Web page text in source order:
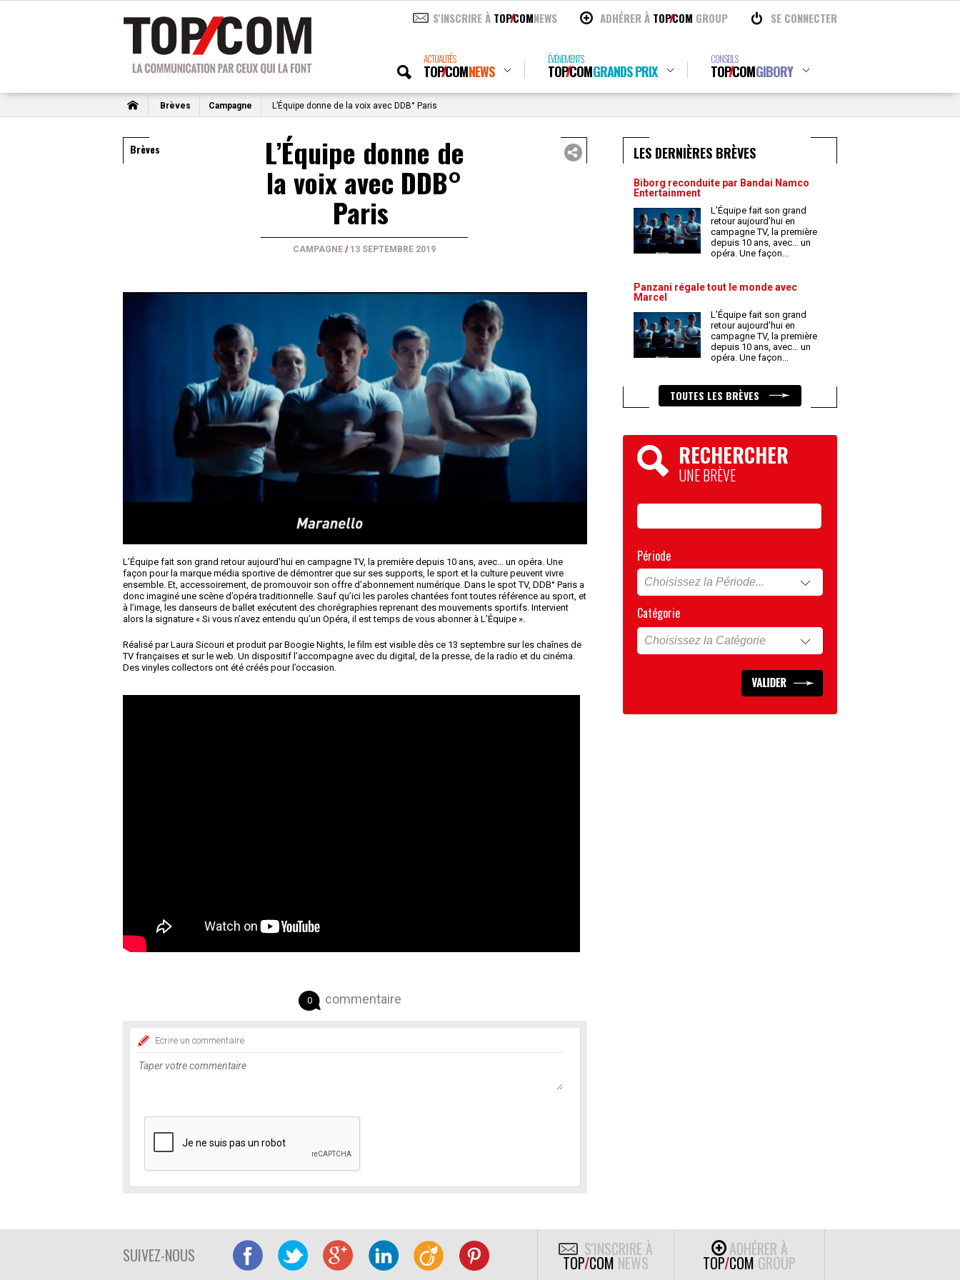
S'INSCRIRE À TOPCOMNEWS ADHÉRER À TOPCOM GROUP SE CONNECTER
ACTUALITÉS
TOPCOMNEWS
ÉVÉNEMENTS
TOPCOMGRANDS PRIX
CONSEILS
TOPCOMGIBORY
Brèves Campagne L’Équipe donne de la voix avec DDB° Paris
Brèves L’Équipe donne de
la voix avec DDB°
Paris
CAMPAGNE / 13 SEPTEMBRE 2019
L’Équipe fait son grand retour aujourd’hui en campagne TV, la première depuis 10 ans, avec… un opéra. Une
façon pour la marque média sportive de démontrer que sur ses supports, le sport et la culture peuvent vivre
ensemble. Et, accessoirement, de promouvoir son offre d’abonnement numérique. Dans le spot TV, DDB° Paris a
donc imaginé une scène d’opéra traditionnelle. Sauf qu’ici les paroles chantées font toutes référence au sport, et
à l’image, les danseurs de ballet exécutent des chorégraphies reprenant des mouvements sportifs. Intervient
alors la signature « Si vous n’avez entendu qu’un Opéra, il est temps de vous abonner à L’Équipe ».
Réalisé par Laura Sicouri et produit par Boogie Nights, le film est visible dès ce 13 septembre sur les chaînes de
TV françaises et sur le web. Un dispositif l’accompagne avec du digital, de la presse, de la radio et du cinéma.
Des vinyles collectors ont été créés pour l’occasion.
0 commentaire
Ecrire un commentaire
LES DERNIÈRES BRÈVES
Biborg reconduite par Bandai Namco
Entertainment
L’Équipe fait son grand
retour aujourd’hui en
campagne TV, la première
depuis 10 ans, avec… un
opéra. Une façon...
Panzani régale tout le monde avec
Marcel
L’Équipe fait son grand
retour aujourd’hui en
campagne TV, la première
depuis 10 ans, avec… un
opéra. Une façon...
TOUTES LES BRÈVES
RECHERCHER
UNE BRÈVE
Période
Catégorie
SUIVEZ-NOUS S'INSCRIRE À
TOP/COM NEWS
ADHÉRER À
TOP/COM GROUP